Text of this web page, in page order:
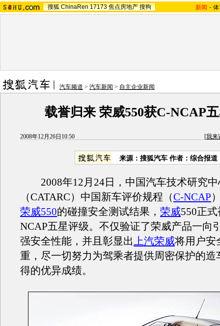
搜狐 ChinaRen 17173 焦点房地产 搜狗 新闻 -
汽车频道 > 汽车新闻 > 自主企业新闻
载誉归来 荣威550获C-NCAP
2008年12月26日10:50 [我来
来源：搜狐汽车 作者：综合报道
2008年12月24日，中国汽车技术研究中
（CATARC）中国新车评价规程（C-NCAP
荣威550的碰撞安全测试结果， 荣威550正
NCAP五星评级。不仅验证了荣威产品一向
强安全性能，并且彰显出上汽荣威将用户安
重，尽一切努力为驾乘者提供周密保护的造
得的优异成绩。